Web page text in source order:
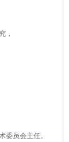
，
委员会主任。